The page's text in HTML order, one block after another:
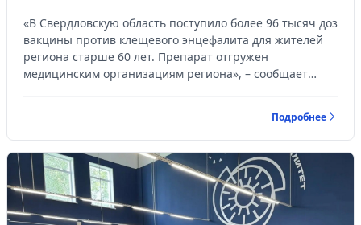
«В Свердловскую область поступило более 96 тысяч доз
вакцины против клещевого энцефалита для жителей
региона старше 60 лет. Препарат отгружен
медицинским организациям региона», – сообщает
Подробнее